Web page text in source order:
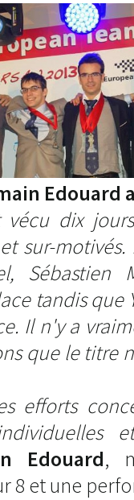
Edouard
dix
sur-
Sébastien
tandis que
Il n'y a
que le titre
efforts
Edouard,
8 et une